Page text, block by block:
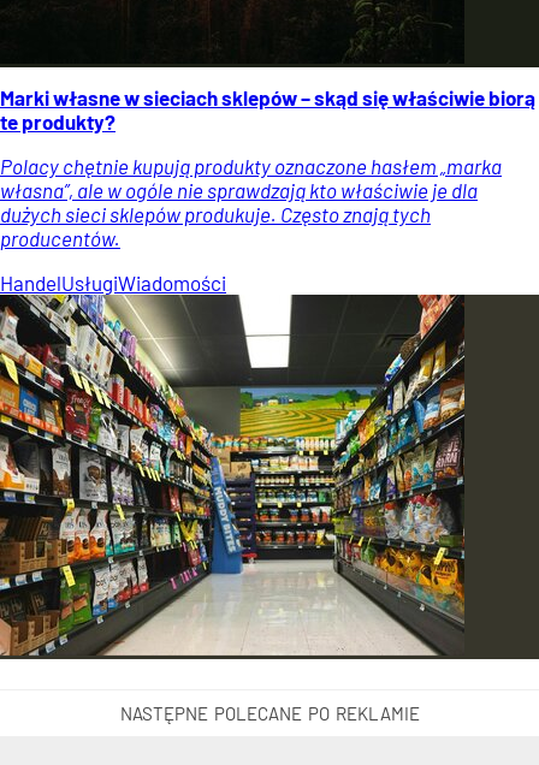
Marki własne w sieciach sklepów – skąd się właściwie biorą
te produkty?
Polacy chętnie kupują produkty oznaczone hasłem „marka
własna”, ale w ogóle nie sprawdzają kto właściwie je dla
dużych sieci sklepów produkuje. Często znają tych
producentów.
HandelUsługiWiadomości